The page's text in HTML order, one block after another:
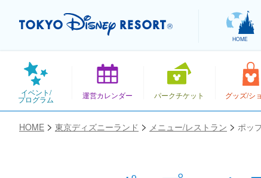
HOME
イベント/
プログラム 運営カレンダー パークチケット グッズ/シ
HOME 東京ディズニーランド メニュー/レストラン ポッ